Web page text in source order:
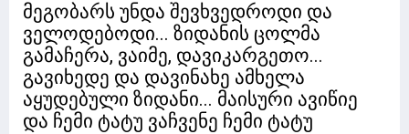
მეგობარს უნდა შევხვედროდი და
ველოდებოდი... ზიდანის ცოლმა
გამაჩერა, ვაიმე, დავიკარგეთო...
გავიხედე და დავინახე ამხელა
აყუდებული ზიდანი... მაისური ავიწიე
და ჩემი ტატუ ვაჩვენე ჩემი ტატუ